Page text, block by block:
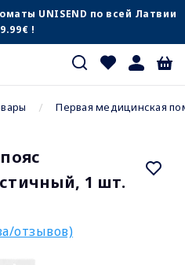
UNISEND по всей Латвии
!
Первая медицинская
1 шт.
отзывов)